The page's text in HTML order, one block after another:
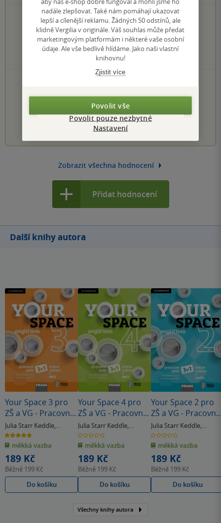
1×
5 hvězdiček
0×
4 hvězdičky
0×
3 hvězdičky
0×
2 hvězdičky
1 hvezdička
Hodnocení našich knihkupců: 0.0 z 5
1 2 3 4 5
Zobrazit všechna hodnocení
Přidat hodnocení
Další knihy autora
Your Space 3 pro
ZŠ a VG - Pracovní
sešit 3v1
Julia Starr Keddle,
Martyn Hobbs
5.0
z
5
hvězdiček
měkká vazba
189 Kč
Běžně 199 Kč
Do košíku
Your Space 4 pro
ZŠ a VG - Pracovní
sešit 3v1
Julia Starr Keddle,
Martyn Hobbs
0.0
z
5
hvězdiček
měkká vazba
189 Kč
Běžně 199 Kč
Do košíku
Your Space 2 pro
ZŠ a VG - Pracovní
sešit 3v1
Julia Starr Keddle,
Martyn Hobbs
0.0
z
5
hvězdiček
měkká vazba
189 Kč
Běžně 199 Kč
Do košíku
Všechny knihy autora
nadále zlepšovat. Také nám pomáhají ukazovat
lepší a cílenější reklamu. Žádných 50 odstínů, ale
klidně Vergilia v originále. Váš souhlas může předat
marketingovým platformám i některé vaše osobní
údaje. Ale vše bedlivě hlídáme. Jako naši vlastní
knihovnu!
Zjistit více
Povolit vše
Povolit pouze nezbytné
Nastavení